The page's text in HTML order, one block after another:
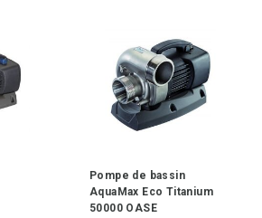
Pompe de bassin
AquaMax Eco Titanium
50000 OASE